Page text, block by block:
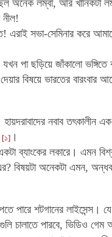
অনেক লম্বা, আর খানিকটা
এরাই সভা-সেমিনার করে
যখন পা ছড়িয়ে জাঁকালো
বিষয়ে ভারতের বারংবার
নবাব তৎকালীন এক
[১]।
ব্যাংকের লকারে। এমন
বিষয়টা অনেকটা এমন,
পারে শটগানের লাইসেন্স।
চালাতে পারবে, ভিডিও